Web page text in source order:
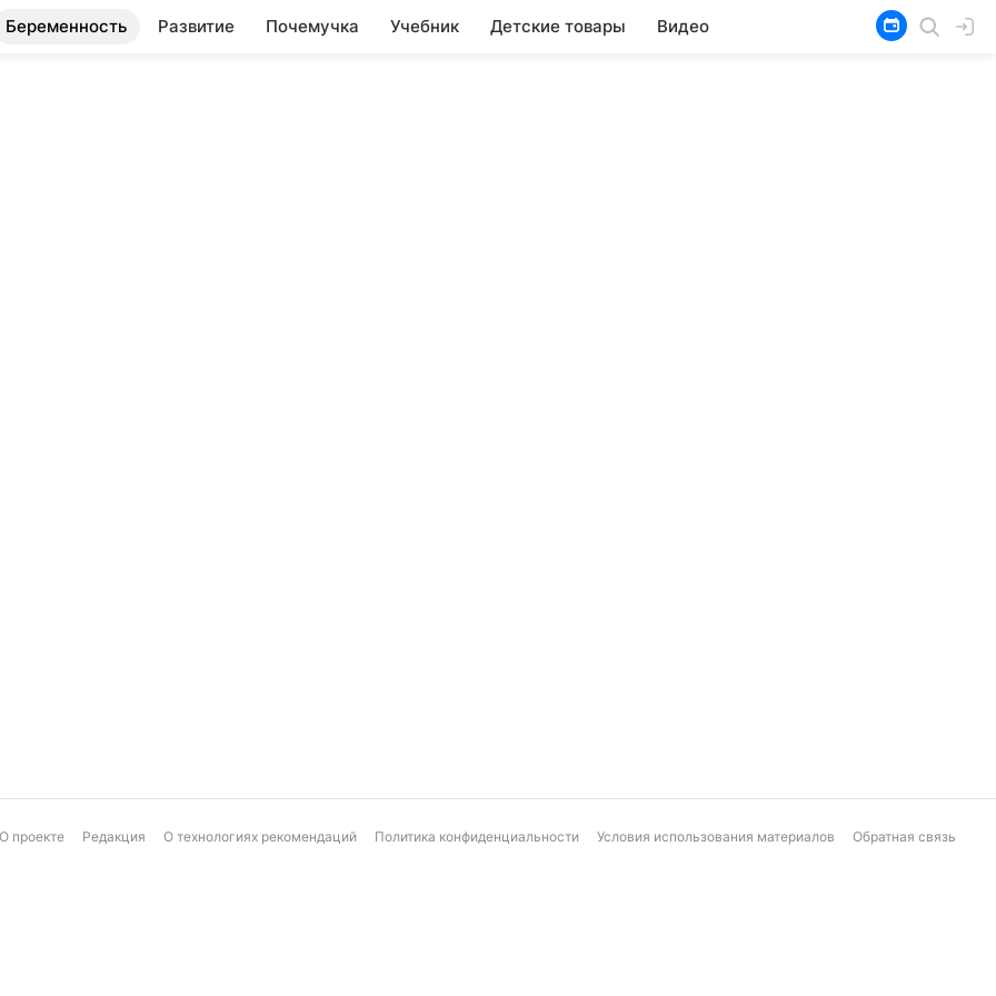
Беременность Развитие Почемучка Учебник Детские товары Видео
О проекте Редакция О технологиях рекомендаций Политика конфиденциальности Условия использования материалов Обратная связь